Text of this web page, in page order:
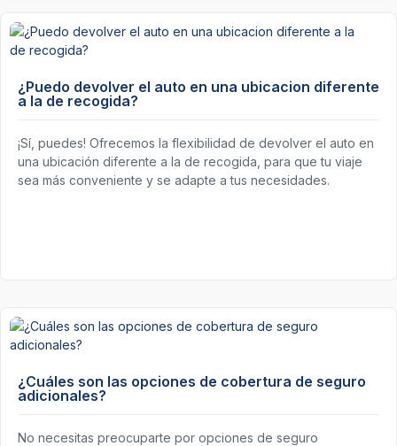
¿Puedo devolver el auto en una ubicacion diferente
a la de recogida?
¡Sí, puedes! Ofrecemos la flexibilidad de devolver el auto en
una ubicación diferente a la de recogida, para que tu viaje
sea más conveniente y se adapte a tus necesidades.
¿Cuáles son las opciones de cobertura de seguro
adicionales?
No necesitas preocuparte por opciones de seguro